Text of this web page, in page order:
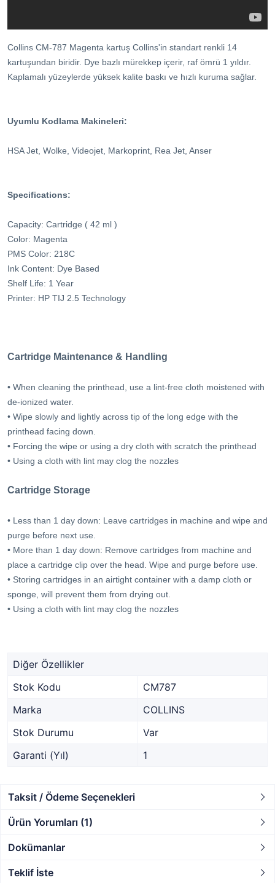
Collins CM-787 Magenta kartuş Collins'in standart renkli 14
kartuşundan biridir. Dye bazlı mürekkep içerir, raf ömrü 1 yıldır.
Kaplamalı yüzeylerde yüksek kalite baskı ve hızlı kuruma sağlar.
Uyumlu Kodlama Makineleri:
HSA Jet, Wolke, Videojet, Markoprint, Rea Jet, Anser
Specifications:
Capacity: Cartridge ( 42 ml )
Color: Magenta
PMS Color: 218C
Ink Content: Dye Based
Shelf Life: 1 Year
Printer: HP TIJ 2.5 Technology
Cartridge Maintenance & Handling
• When cleaning the printhead, use a lint-free cloth moistened with
de-ionized water.
• Wipe slowly and lightly across tip of the long edge with the
printhead facing down.
• Forcing the wipe or using a dry cloth with scratch the printhead
• Using a cloth with lint may clog the nozzles
Cartridge Storage
• Less than 1 day down: Leave cartridges in machine and wipe and
purge before next use.
• More than 1 day down: Remove cartridges from machine and
place a cartridge clip over the head. Wipe and purge before use.
• Storing cartridges in an airtight container with a damp cloth or
sponge, will prevent them from drying out.
• Using a cloth with lint may clog the nozzles
Diğer Özellikler
Stok Kodu
CM787
Marka
COLLINS
Stok Durumu
Var
Garanti (Yıl)
1
Taksit / Ödeme Seçenekleri
Ürün Yorumları (1)
Dokümanlar
Teklif İste